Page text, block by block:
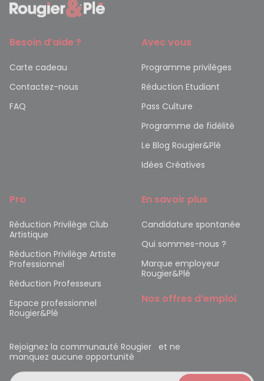
Besoin d’aide ?
Carte cadeau
Contactez-nous
FAQ
Avec vous
Programme privilèges
Réduction Etudiant
Pass Culture
Programme de fidélité
Le Blog Rougier&Plé
Idées Créatives
Pro
Réduction Privilège Club
Artistique
Réduction Privilège Artiste
Professionnel
Réduction Professeurs
Espace professionnel
Rougier&Plé
En savoir plus
Candidature spontanée
Qui sommes-nous ?
Marque employeur
Rougier&Plé
Nos offres d’emploi
Rejoignez la communauté Rougier et ne
manquez aucune opportunité